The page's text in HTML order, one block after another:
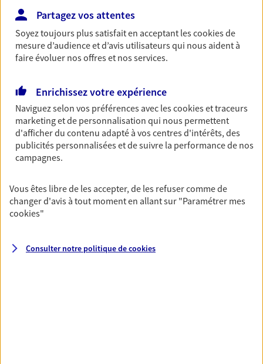
Garantie Accidents de la Vie
Bricoleuse, féru de jardinage, pâtissier en herbe
Accident, protégez votre qualité de vie et vos
revenus.
Découvrir l'offre Garantie Accidents de la Vie
OBTENIR UN TARIF EN LIGNE
Multirisque Entreprise
Gagnez en simplicité et en sérénité avec votre
équipements et stocks… sans oublier votre
Partagez vos attentes
Soyez toujours plus satisfait en acceptant lescookiesde
mesure d’audience et d’avis utilisateurs qui nous aident à
faire évoluer nos offres et nos services.
Enrichissez votre expérience
Naviguez selon vos préférences avec lescookies et traceurs
marketing et de personnalisation qui nous permettent
d'afficher du contenu adapté à vos centres d'intérêts, des
publicités personnalisées et de suivre la performance de nos
campagnes.
Vous êtes libre de les accepter, de les refuser comme de
changer d'avis à tout moment en allant sur "Paramétrer mes
cookies"
Consulter notre politique decookies